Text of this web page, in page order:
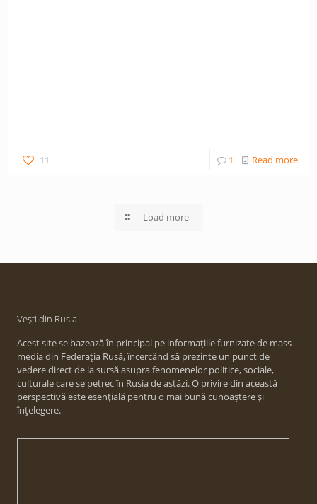
11 1 Read more
Load more
Vești din Rusia
Acest site se bazează în principal pe informațiile furnizate de mass-
media din Federația Rusă, încercând să prezinte un punct de
vedere direct de la sursă asupra fenomenelor politice, sociale,
culturale care se petrec în Rusia de astăzi. O privire din această
perspectivă este esențială pentru o mai bună cunoaștere și
înțelegere.